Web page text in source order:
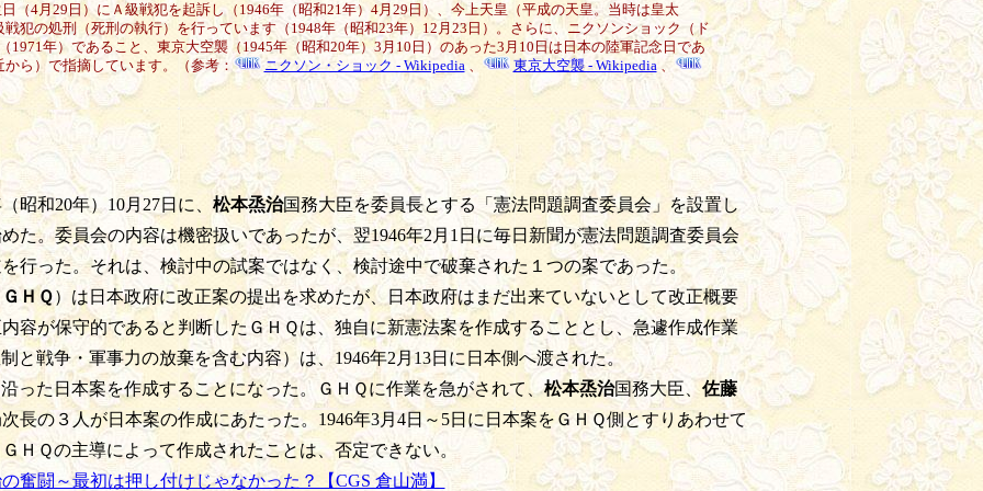
4月29日）にＡ級戦犯を起訴し（1946年（昭和21年）4月29日）、今上天皇（平成の天皇。当時は皇太
犯の処刑（死刑の執行）を行っています（1948年（昭和23年）12月23日）。さらに、ニクソンショック（ド
1971年）であること、東京大空襲（1945年（昭和20年）3月10日）のあった3月10日は日本の陸軍記念日であ
ら）で指摘しています。（参考：
ニクソン・ショック - Wikipedia、 東京大空襲 - Wikipedia、
昭和20年）10月27日に、 松本烝治国務大臣を委員長とする「憲法問題調査委員会」を設置し
た。委員会の内容は機密扱いであったが、翌1946年2月1日に毎日新聞が憲法問題調査委員会
行った。それは、検討中の試案ではなく、検討途中で破棄された１つの案であった。
ＧＨＱ）は日本政府に改正案の提出を求めたが、日本政府はまだ出来ていないとして改正概要
容が保守的であると判断したＧＨＱは、独自に新憲法案を作成することとし、急遽作成作業
と戦争・軍事力の放棄を含む内容）は、1946年2月13日に日本側へ渡された。
た日本案を作成することになった。ＧＨＱに作業を急がされて、松本烝治国務大臣、 佐藤
長の３人が日本案の作成にあたった。1946年3月4日～5日に日本案をＧＨＱ側とすりあわせて
ＨＱの主導によって作成されたことは、否定できない。
奮闘～最初は押し付けじゃなかった？【CGS 倉山満】